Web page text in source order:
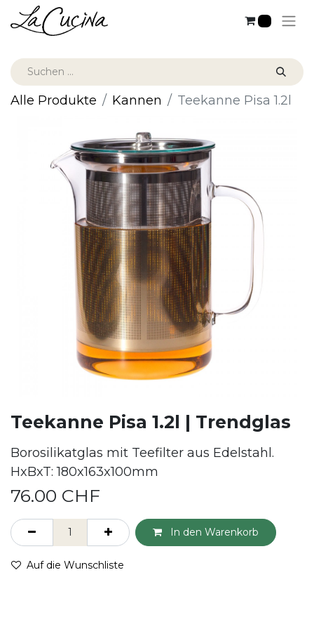
Alle Produkte Kannen Teekanne Pisa 1.2l
Teekanne Pisa 1.2l | Trendglas
Borosilikatglas mit Teefilter aus Edelstahl.
HxBxT: 180x163x100mm
76.00 CHF
In den Warenkorb
Auf die Wunschliste